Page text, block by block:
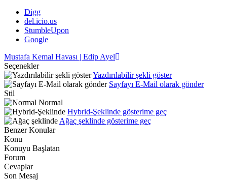
Digg
del.icio.us
StumbleUpon
Google
Mustafa Kemal Havası | Edip Ayel
Seçenekler
Yazdırılabilir şekli göster
Sayfayı E-Mail olarak gönder
Stil
Normal
Hybrid-Şeklinde gösterime geç
Ağaç şeklinde gösterime geç
Benzer Konular
Konu
Konuyu Başlatan
Forum
Cevaplar
Son Mesaj